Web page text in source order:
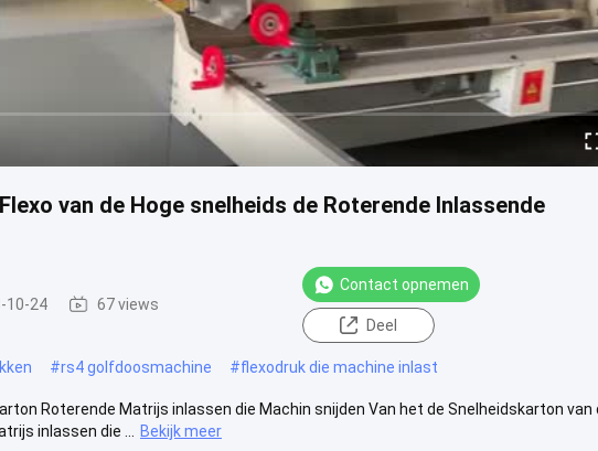
van de Hoge snelheids de Roterende Inlassende
10-24 67 views
Contact opnemen
Deel
#rs4 golfdoosmachine #flexodruk die machine inlast
Roterende Matrijs inlassen die Machin snijden Van het de Snelheidskarton van
inlassen die ...
Bekijk meer